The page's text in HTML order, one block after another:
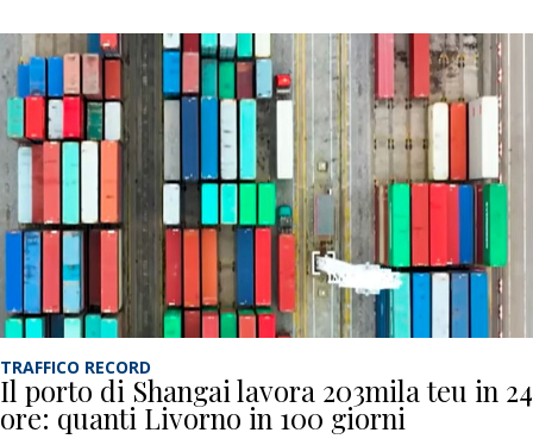
TRAFFICO RECORD
Il porto di Shangai lavora 203mila teu in 24
ore: quanti Livorno in 100 giorni